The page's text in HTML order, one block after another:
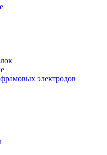
электродов